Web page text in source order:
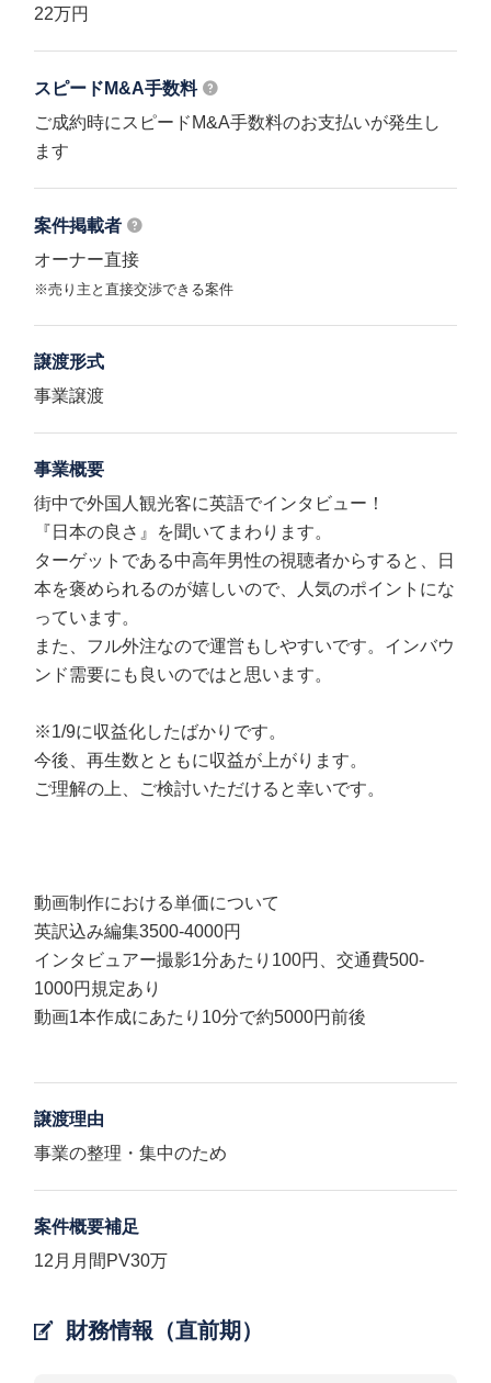
22万円
スピードM&A手数料
ご成約時にスピードM&A手数料のお支払いが発生し
ます
案件掲載者
オーナー直接
※売り主と直接交渉できる案件
譲渡形式
事業譲渡
事業概要
街中で外国人観光客に英語でインタビュー！
『日本の良さ』を聞いてまわります。
ターゲットである中高年男性の視聴者からすると、日
本を褒められるのが嬉しいので、人気のポイントにな
っています。
また、フル外注なので運営もしやすいです。インバウ
ンド需要にも良いのではと思います。
※1/9に収益化したばかりです。
今後、再生数とともに収益が上がります。
ご理解の上、ご検討いただけると幸いです。
動画制作における単価について
英訳込み編集3500-4000円
インタビュアー撮影1分あたり100円、交通費500-
1000円規定あり
動画1本作成にあたり10分で約5000円前後
譲渡理由
事業の整理・集中のため
案件概要補足
12月月間PV30万
財務情報（直前期）